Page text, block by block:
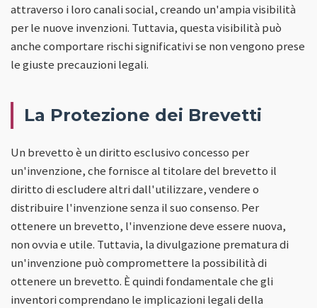
attraverso i loro canali social, creando un'ampia visibilità
per le nuove invenzioni. Tuttavia, questa visibilità può
anche comportare rischi significativi se non vengono prese
le giuste precauzioni legali.
La Protezione dei Brevetti
Un brevetto è un diritto esclusivo concesso per
un'invenzione, che fornisce al titolare del brevetto il
diritto di escludere altri dall'utilizzare, vendere o
distribuire l'invenzione senza il suo consenso. Per
ottenere un brevetto, l'invenzione deve essere nuova,
non ovvia e utile. Tuttavia, la divulgazione prematura di
un'invenzione può compromettere la possibilità di
ottenere un brevetto. È quindi fondamentale che gli
inventori comprendano le implicazioni legali della